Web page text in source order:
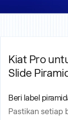
Kiat Pro
Slide
Beri label
Pastikan setiap